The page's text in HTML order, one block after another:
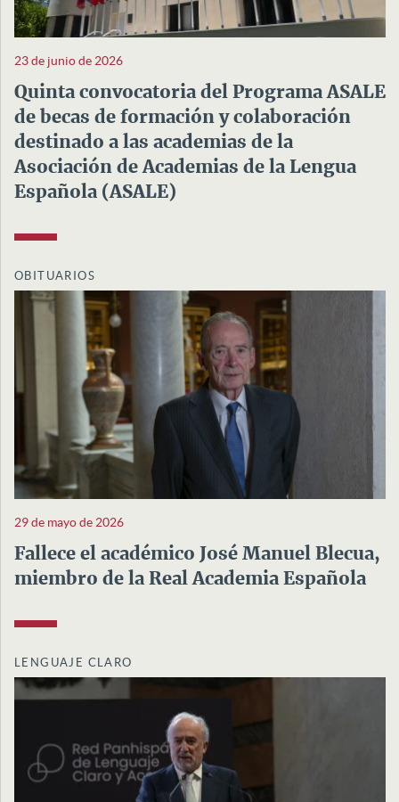
23 de junio de 2026
Quinta convocatoria del Programa ASALE
de becas de formación y colaboración
destinado a las academias de la
Asociación de Academias de la Lengua
Española (ASALE)
OBITUARIOS
29 de mayo de 2026
Fallece el académico José Manuel Blecua,
miembro de la Real Academia Española
LENGUAJE CLARO